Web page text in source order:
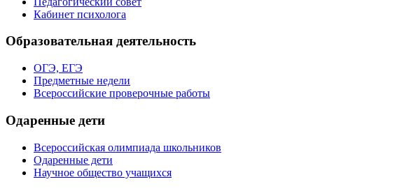
Кабинет психолога
Образовательная деятельность
ОГЭ, ЕГЭ
Предметные недели
Всероссийские проверочные работы
Одаренные дети
Всероссийская олимпиада школьников
Одаренные дети
Научное общество учащихся